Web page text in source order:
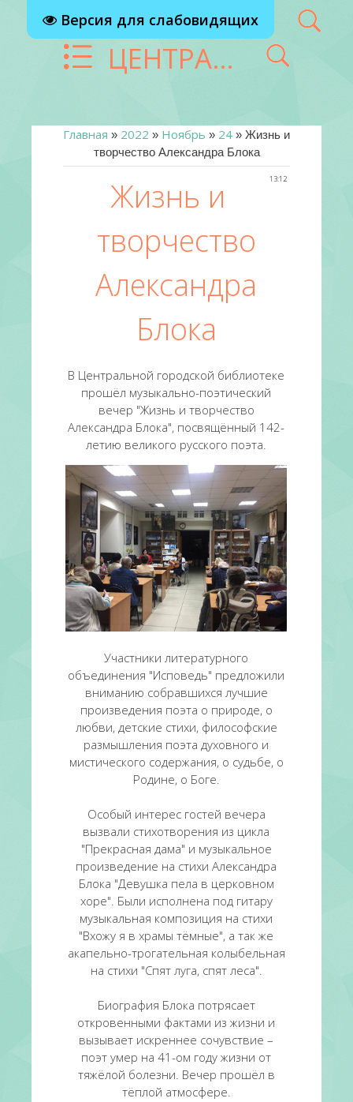
Версия для слабовидящих
ЦЕНТРАЛИЗОВАННАЯ БИБЛИОТЕЧНАЯ СИСТЕМА Г. РЕУТОВ
Главная » 2022 » Ноябрь » 24 » Жизнь и
творчество Александра Блока
13:12
Жизнь и
творчество
Александра
Блока
В Центральной городской библиотеке
прошёл музыкально-поэтический
вечер "Жизнь и творчество
Александра Блока", посвящённый 142-
летию великого русского поэта.
Участники литературного
объединения "Исповедь" предложили
вниманию собравшихся лучшие
произведения поэта о природе, о
любви, детские стихи, философские
размышления поэта духовного и
мистического содержания, о судьбе, о
Родине, о Боге.
Особый интерес гостей вечера
вызвали стихотворения из цикла
"Прекрасная дама" и музыкальное
произведение на стихи Александра
Блока "Девушка пела в церковном
хоре". Были исполнена под гитару
музыкальная композиция на стихи
"Вхожу я в храмы тёмные", а так же
акапельно-трогательная колыбельная
на стихи "Спят луга, спят леса".
Биография Блока потрясает
откровенными фактами из жизни и
вызывает искреннее сочувствие –
поэт умер на 41-ом году жизни от
тяжёлой болезни. Вечер прошёл в
тёплой атмосфере.